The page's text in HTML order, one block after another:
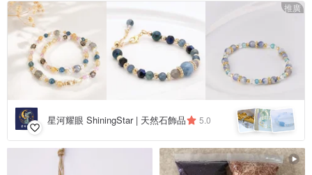
推廣
星河耀眼 ShiningStar | 天然石飾品 5.0